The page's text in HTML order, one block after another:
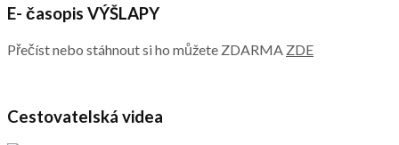
E- časopis VÝŠLAPY
Přečíst nebo stáhnout si ho můžete ZDARMA ZDE
Cestovatelská videa